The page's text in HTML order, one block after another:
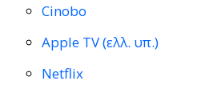
Cinobo
Apple TV (ελλ. υπ.)
Netflix